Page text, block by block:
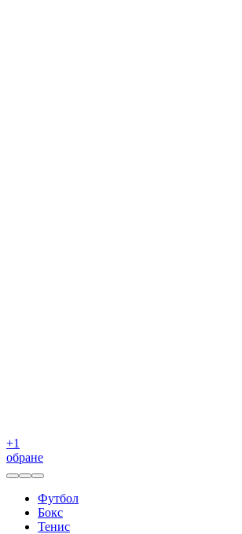
+1
обране
Футбол
Бокс
Тенис